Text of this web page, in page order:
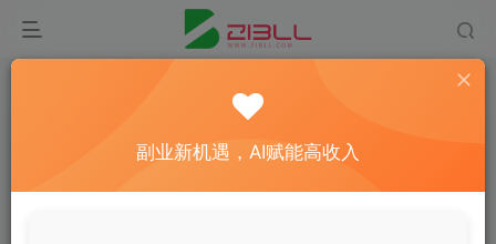
手机deepseek使用教程，轻松搞定安装与部署技
副业新机遇，AI赋能高收入